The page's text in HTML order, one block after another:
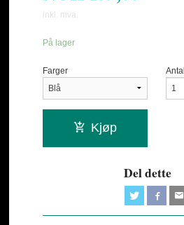
inkl. mva.
På lager
Farger Antall
Kjøp
Del dette